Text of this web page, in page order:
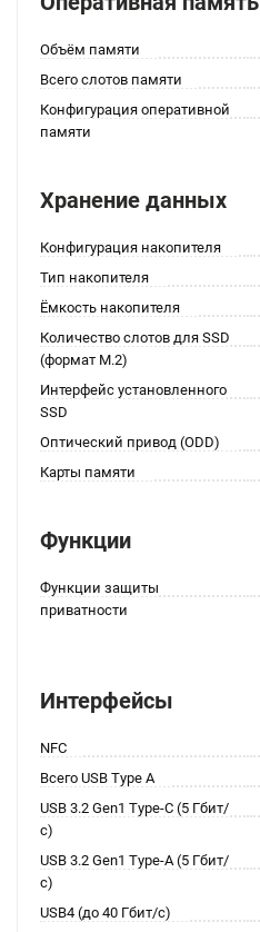
Объём памяти
Всего слотов памяти
Конфигурация оперативной
памяти
Хранение данных
Конфигурация накопителя
Тип накопителя
Ёмкость накопителя
Количество слотов для SSD
(формат M.2)
Интерфейс установленного
SSD
Оптический привод (ODD)
Карты памяти
Функции
Функции защиты
приватности
Интерфейсы
NFC
Всего USB Type A
USB 3.2 Gen1 Type-C (5 Гбит/
с)
USB 3.2 Gen1 Type-A (5 Гбит/
с)
USB4 (до 40 Гбит/с)